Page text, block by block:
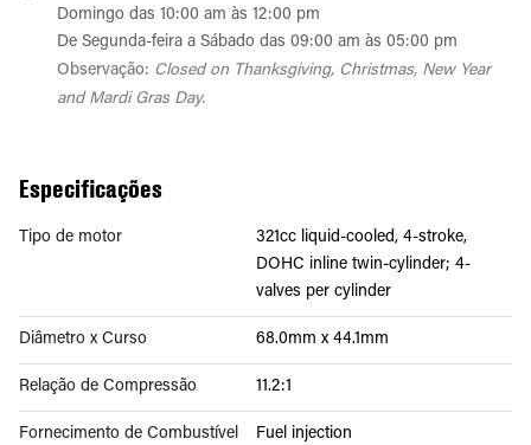
Domingo das 10:00 am às 12:00 pm
De Segunda-feira a Sábado das 09:00 am às 05:00 pm
Observação: Closed on Thanksgiving, Christmas, New Year
and Mardi Gras Day.
Especificações
Tipo de motor
321cc liquid-cooled, 4-stroke,
DOHC inline twin-cylinder; 4-
valves per cylinder
Diâmetro x Curso 68.0mm x 44.1mm
Relação de Compressão 11.2:1
Fornecimento de Combustível Fuel injection